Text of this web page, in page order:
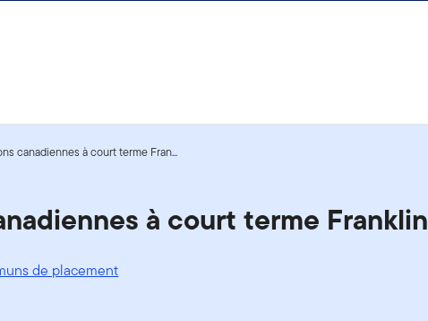
canadiennes à court terme Fran...
à court terme Franklin
de placement